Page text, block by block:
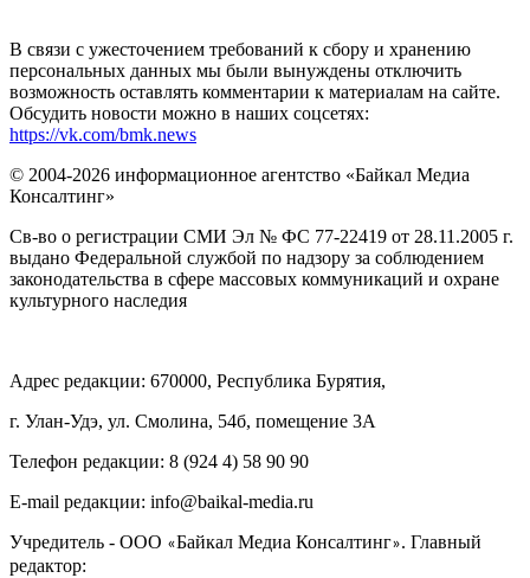
В связи с ужесточением требований к сбору и хранению
персональных данных мы были вынуждены отключить
возможность оставлять комментарии к материалам на сайте.
Обсудить новости можно в наших соцсетях:
https://vk.com/bmk.news
© 2004-2026 информационное агентство «Байкал Медиа
Консалтинг»
Св-во о регистрации СМИ Эл № ФС 77-22419 от 28.11.2005 г.
выдано Федеральной службой по надзору за соблюдением
законодательства в сфере массовых коммуникаций и охране
культурного наследия
Адрес редакции: 670000, Республика Бурятия,
г. Улан-Удэ, ул. Смолина, 54б, помещение 3А
Телефон редакции: ‎‎8 (924 4) 58 90 90
E-mail редакции: info@baikal-media.ru
Учредитель - ООО «Байкал Медиа Консалтинг». Главный
редактор: